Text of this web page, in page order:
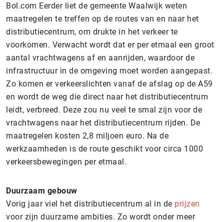
Bol.com Eerder liet de gemeente Waalwijk weten
maatregelen te treffen op de routes van en naar het
distributiecentrum, om drukte in het verkeer te
voorkomen. Verwacht wordt dat er per etmaal een groot
aantal vrachtwagens af en aanrijden, waardoor de
infrastructuur in de omgeving moet worden aangepast.
Zo komen er verkeerslichten vanaf de afslag op de A59
en wordt de weg die direct naar het distributiecentrum
leidt, verbreed. Deze zou nu veel te smal zijn voor de
vrachtwagens naar het distributiecentrum rijden. De
maatregelen kosten 2,8 miljoen euro. Na de
werkzaamheden is de route geschikt voor circa 1000
verkeersbewegingen per etmaal.
Duurzaam gebouw
Vorig jaar viel het distributiecentrum al in de prijzen
voor zijn duurzame ambities. Zo wordt onder meer